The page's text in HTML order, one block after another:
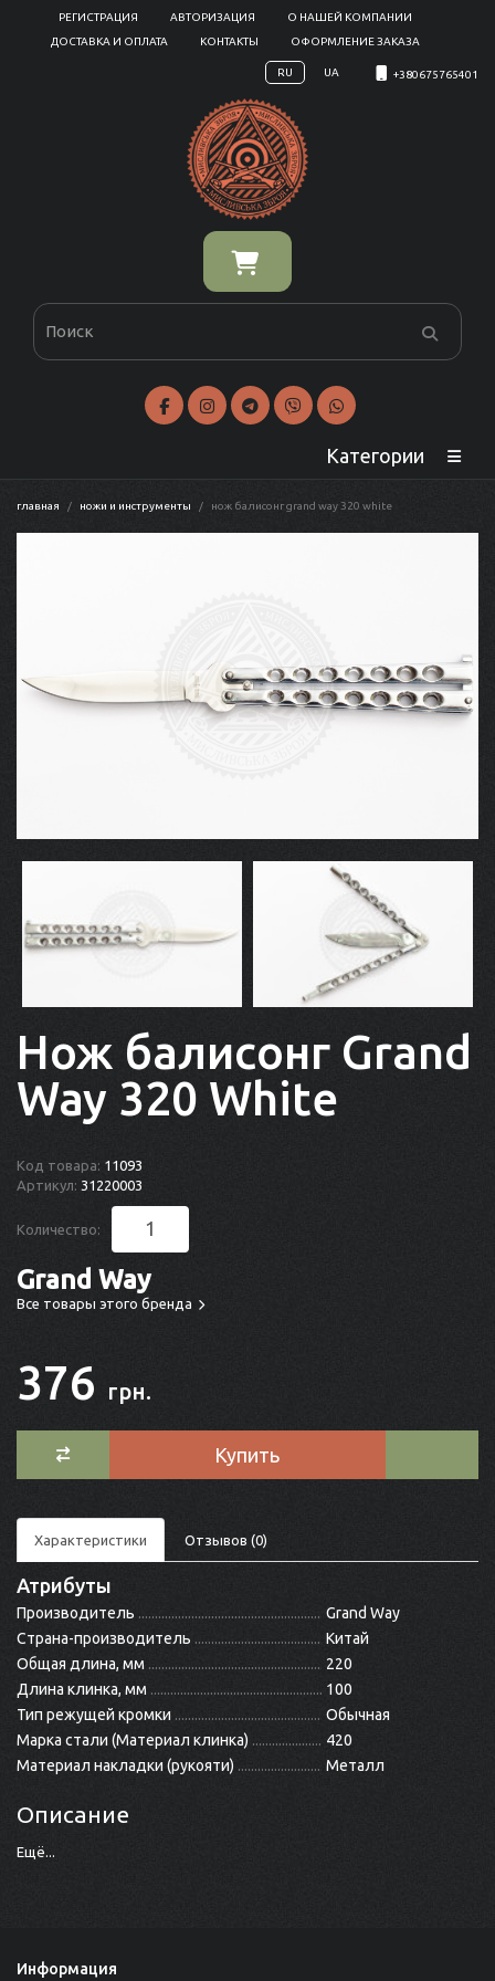
РЕГИСТРАЦИЯ АВТОРИЗАЦИЯ
О НАШЕЙ КОМПАНИИ
ДОСТАВКА И ОПЛАТА
КОНТАКТЫ ОФОРМЛЕНИЕ ЗАКАЗА
RU UA +380675765401
Категории
главная ножи и инструменты нож балисонг grand way 320 white
Нож балисонг Grand
Way 320 White
Код товара: 11093
Артикул: 31220003
Количество:
Grand Way
Все товары этого бренда
376 грн.
Купить
Характеристики Отзывов (0)
Атрибуты
Производитель
Grand Way
Страна-производитель
Китай
Общая длина, мм
220
Длина клинка, мм
100
Тип режущей кромки
Обычная
Марка стали (Материал клинка)
420
Материал накладки (рукояти)
Металл
Описание
Ещё...
Информация